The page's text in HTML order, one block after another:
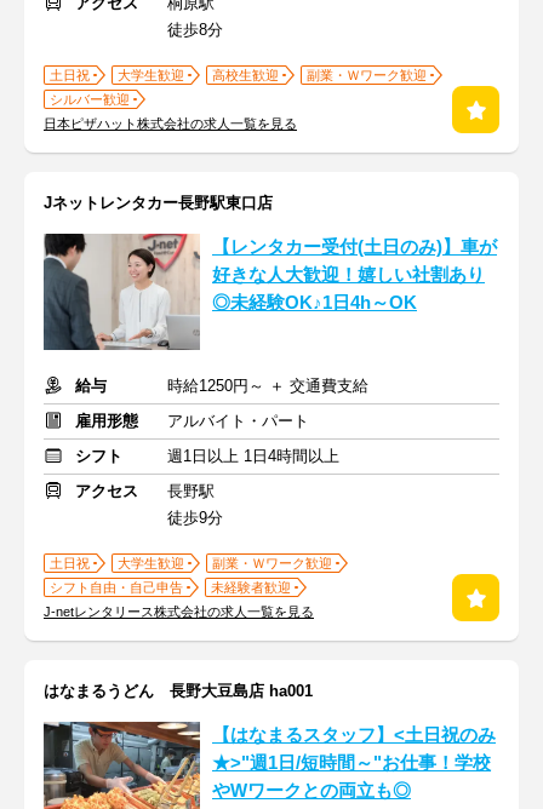
徒歩8分
土日祝 大学生歓迎 高校生歓迎
副業・Ｗワーク歓迎
シルバー歓迎
日本ピザハット株式会社の求人一覧を見る
Jネットレンタカー長野駅東口店
【レンタカー受付(土日のみ)】車が
好きな人大歓迎！嬉しい社割あり
◎未経験OK♪1日4h～OK
給与
時給1250円～ ＋ 交通費支給
雇用形態
アルバイト・パート
シフト
週1日以上 1日4時間以上
アクセス
長野駅
徒歩9分
土日祝 大学生歓迎
副業・Ｗワーク歓迎
シフト自由・自己申告
未経験者歓迎
J-netレンタリース株式会社の求人一覧を見る
はなまるうどん 長野大豆島店 ha001
【はなまるスタッフ】<土日祝のみ
★>"週1日/短時間～"お仕事！学校
やWワークとの両立も◎